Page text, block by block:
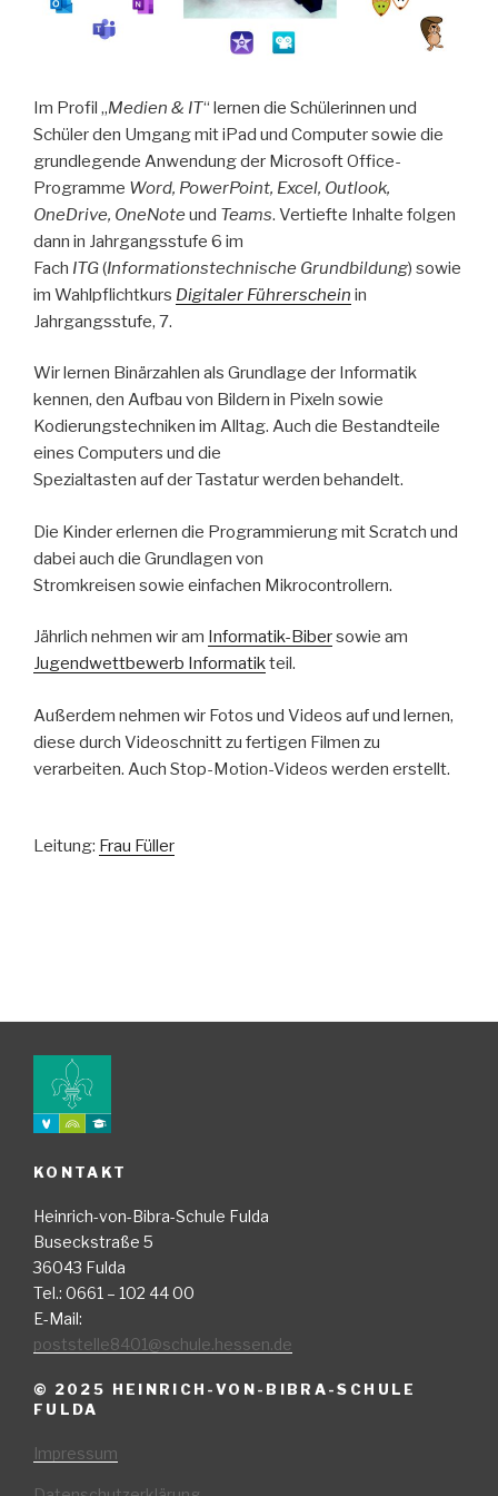
Im Profil „Medien & IT“ lernen die Schülerinnen und
Schüler den Umgang mit iPad und Computer sowie die
grundlegende Anwendung der Microsoft Office-
Programme Word, PowerPoint, Excel, Outlook,
OneDrive, OneNote und Teams. Vertiefte Inhalte folgen
dann in Jahrgangsstufe 6 im
Fach ITG(Informationstechnische Grundbildung) sowie
im Wahlpflichtkurs Digitaler Führerschein in
Jahrgangsstufe, 7.
Wir lernen Binärzahlen als Grundlage der Informatik
kennen, den Aufbau von Bildern in Pixeln sowie
Kodierungstechniken im Alltag. Auch die Bestandteile
eines Computers und die
Spezialtasten auf der Tastatur werden behandelt.
Die Kinder erlernen die Programmierung mit Scratch und
dabei auch die Grundlagen von
Stromkreisen sowie einfachen Mikrocontrollern.
Jährlich nehmen wir am Informatik-Bibersowie am
Jugendwettbewerb Informatikteil.
Außerdem nehmen wir Fotos und Videos auf und lernen,
diese durch Videoschnitt zu fertigen Filmen zu
verarbeiten. Auch Stop-Motion-Videos werden erstellt.
Leitung: Frau Füller
KONTAKT
Heinrich-von-Bibra-Schule Fulda
Buseckstraße 5
36043 Fulda
Tel.: 0661 – 102 44 00
E-Mail:
poststelle8401@schule.hessen.de
© 2025 HEINRICH-VON-BIBRA-SCHULE
FULDA
Impressum